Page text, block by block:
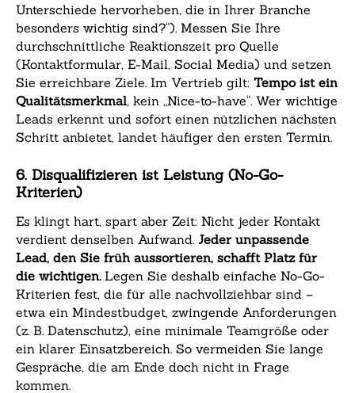
Unterschiede hervorheben, die in Ihrer Branche
besonders wichtig sind?“). Messen Sie Ihre
durchschnittliche Reaktionszeit pro Quelle
(Kontaktformular, E-Mail, Social Media) und setzen
Sie erreichbare Ziele. Im Vertrieb gilt: Tempo ist ein
Qualitätsmerkmal, kein „Nice-to-have“. Wer wichtige
Leads erkennt und sofort einen nützlichen nächsten
Schritt anbietet, landet häufiger den ersten Termin.
6. Disqualifizieren ist Leistung (No-Go-
Kriterien)
Es klingt hart, spart aber Zeit: Nicht jeder Kontakt
verdient denselben Aufwand. Jeder unpassende
Lead, den Sie früh aussortieren, schafft Platz für
die wichtigen.Legen Sie deshalb einfache No-Go-
Kriterien fest, die für alle nachvollziehbar sind –
etwa ein Mindestbudget, zwingende Anforderungen
(z. B. Datenschutz), eine minimale Teamgröße oder
ein klarer Einsatzbereich. So vermeiden Sie lange
Gespräche, die am Ende doch nicht in Frage
kommen.